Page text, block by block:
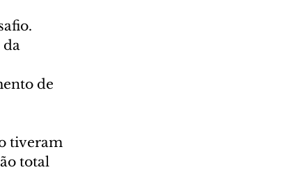
da
de
tiveram
total